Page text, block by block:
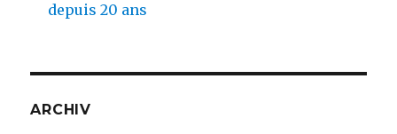
depuis 20 ans
ARCHIV